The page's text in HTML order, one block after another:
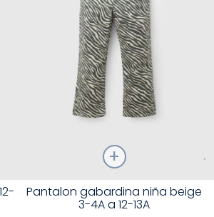
Talla
Elige una opción
Pantalon gabardina niña beige
3-4A a 12-13A